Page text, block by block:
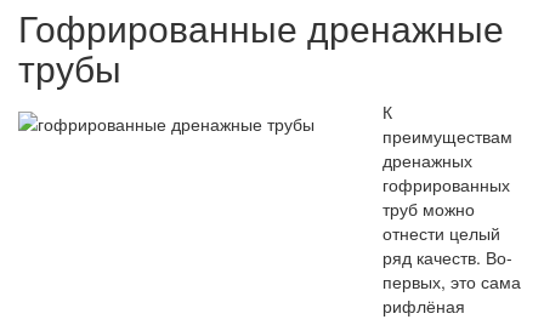
Гофрированные дренажные
трубы
К
преимуществам
дренажных
гофрированных
труб можно
отнести целый
ряд качеств. Во-
первых, это сама
рифлёная